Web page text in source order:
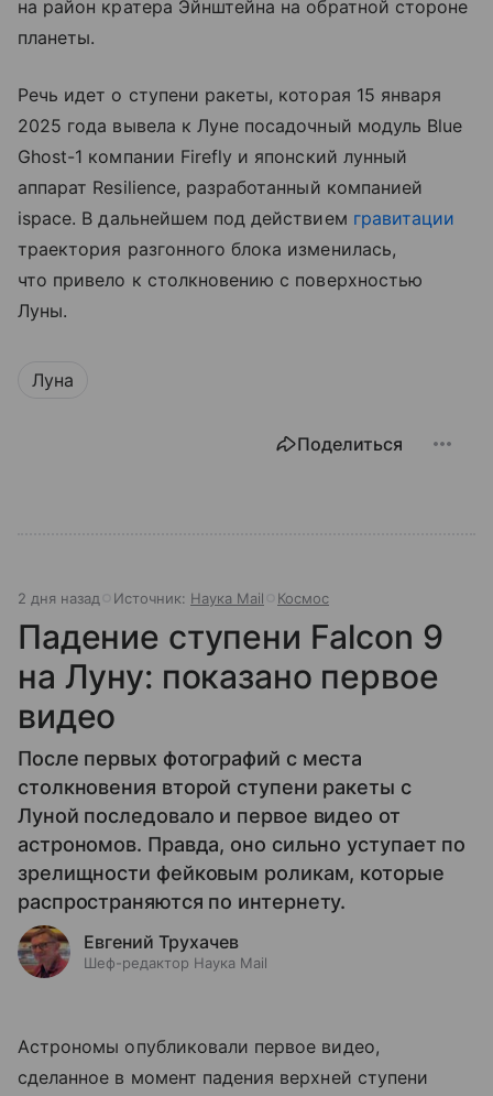
на район кратера Эйнштейна на обратной стороне
планеты.
Речь идет о ступени ракеты, которая 15 января
2025 года вывела к Луне посадочный модуль Blue
Ghost-1 компании Firefly и японский лунный
аппарат Resilience, разработанный компанией
ispace. В дальнейшем под действием гравитации
траектория разгонного блока изменилась,
что привело к столкновению с поверхностью
Луны.
Луна
Поделиться
2 дня назад Источник: Наука Mail Космос
Падение ступени Falcon 9
на Луну: показано первое
видео
После первых фотографий с места
столкновения второй ступени ракеты с
Луной последовало и первое видео от
астрономов. Правда, оно сильно уступает по
зрелищности фейковым роликам, которые
распространяются по интернету.
Евгений Трухачев
Шеф-редактор Наука Mail
Астрономы опубликовали первое видео,
сделанное в момент падения верхней ступени